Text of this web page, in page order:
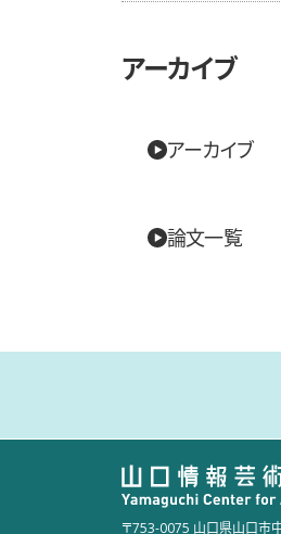
アーカイブ
アーカイブ
論文一覧
〒753-0075 山口県山口市